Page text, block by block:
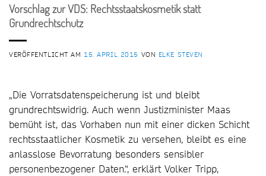
Vorschlag zur VDS: Rechtsstaatskosmetik statt
Grundrechtschutz
VERÖFFENTLICHT AM 15. APRIL 2015 VON ELKE STEVEN
„Die Vorratsdatenspeicherung ist und bleibt
grundrechtswidrig. Auch wenn Justizminister Maas
bemüht ist, das Vorhaben nun mit einer dicken Schicht
rechtsstaatlicher Kosmetik zu versehen, bleibt es eine
anlasslose Bevorratung besonders sensibler
personenbezogener Daten.“, erklärt Volker Tripp,